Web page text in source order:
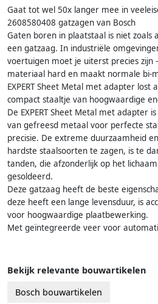
Gaat tot wel 50x langer mee in
2608580408 gatzagen van Bosch
Gaten boren in plaatstaal is niet zoals
een gatzaag. In industriële
voertuigen moet je uiterst precies zijn
materiaal hard en maakt normale bi-
EXPERT Sheet Metal met adapter lost
compact staaltje van hoogwaardige
De EXPERT Sheet Metal met adapter
van gefreesd metaal voor perfecte
precisie. De extreme duurzaamheid
hardste staalsoorten te zagen, is te
tanden, die afzonderlijk op het
gesoldeerd.
Deze gatzaag heeft de beste
deze heeft een lange levensduur, is
voor hoogwaardige plaatbewerking.
Met geïntegreerde veer voor
Bekijk relevante bouwartikelen
Bosch bouwartikelen